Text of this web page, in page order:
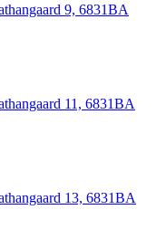
9, 6831BA
11, 6831BA
13, 6831BA